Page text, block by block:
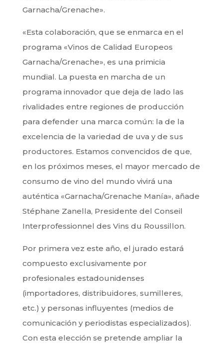
Garnacha/Grenache».
«Esta colaboración, que se enmarca en el
programa «Vinos de Calidad Europeos
Garnacha/Grenache», es una primicia
mundial. La puesta en marcha de un
programa innovador que deja de lado las
rivalidades entre regiones de producción
para defender una marca común: la de la
excelencia de la variedad de uva y de sus
productores. Estamos convencidos de que,
en los próximos meses, el mayor mercado de
consumo de vino del mundo vivirá una
auténtica «Garnacha/Grenache Manía», añade
Stéphane Zanella, Presidente del Conseil
Interprofessionnel des Vins du Roussillon.
Por primera vez este año, el jurado estará
compuesto exclusivamente por
profesionales estadounidenses
(importadores, distribuidores, sumilleres,
etc.) y personas influyentes (medios de
comunicación y periodistas especializados).
Con esta elección se pretende ampliar la